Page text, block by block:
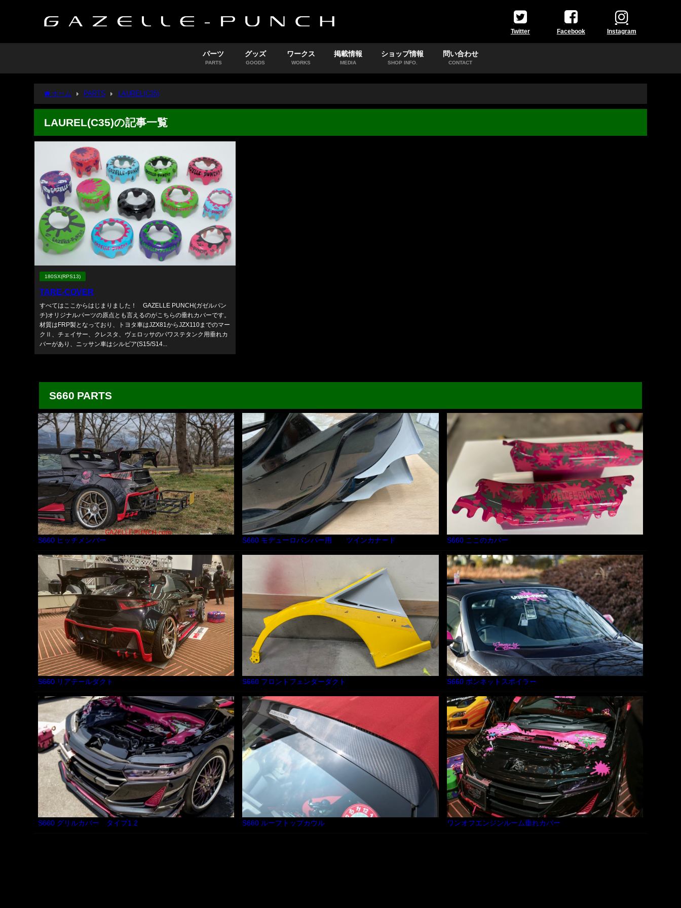
Twitter Facebook Instagram
パーツ
PARTS
グッズ
GOODS
ワークス
WORKS
掲載情報
MEDIA
ショップ情報
SHOP INFO.
問い合わせ
CONTACT
ホーム PARTS LAUREL(C35)
LAUREL(C35)の記事一覧
180SX(RPS13)
TARE-COVER
すべてはここからはじまりました！ GAZELLE PUNCH(ガゼルパン
チ)オリジナルパーツの原点とも言えるのがこちらの垂れカバーです。
材質はFRP製となっており、トヨタ車はJZX81からJZX110までのマー
クⅡ、チェイサー、クレスタ、ヴェロッサのパワステタンク用垂れカ
バーがあり、ニッサン車はシルビア(S15/S14...
S660 PARTS
S660 ヒッチメンバー S660 モデューロバンパー用 ツインカナード S660 ここのカバー
S660 リアテールダクト S660 フロントフェンダーダクト S660 ボンネットスポイラー
S660 グリルカバー タイプ1 2 S660 ルーフトップカウル ワンオフエンジンルーム垂れカバー